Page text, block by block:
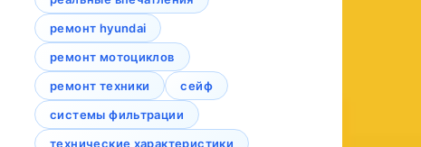
ремонт hyundai
ремонт мотоциклов
ремонт техники
сейф
системы фильтрации
технические характеристики